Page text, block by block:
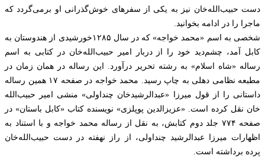
دست حبیب‌الله‌خان نیز به یکی از سفرهای خوش‌گذرانی او برمی‌گردد که
ماجرا را در ادامه بخوانید.
شخصی به اسم «محمد خواجه» که در سال ۱۲۸۵خورشیدی از هندوستان به
کابل آمد، چشم‌دید خود را از دربار امیر حبیب‌الله‌خان در کتابی به اسم
رساله «شاه اسلام» به رشته تحریر درآورد. این رساله در همان زمان در
مطبعه نظامی دهلی به چاپ رسید. محمد خواجه در صفحه ۱۷ همین رساله
داستانی را از قول میرزا «عبدالرشیدخان چنداولی» منشی امیر حبیب‌الله
خان نقل کرده است. «عزیزالدین پوپلزی» نویسنده کتاب «کابل باستان» در
صفحه ۷۷۴ جلد دوم کتابش، به نقل از رساله محمد خواجه و با استناد به
اظهارات میرزا عبدالرشید چنداولی، از راز نهفته در دست حبیب‌الله‌خان
پرده برداشته است.